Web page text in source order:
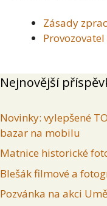
Zásady
Nejnovější
Novinky: vylepšené
bazar na mobilu
Matnice historické
Blešák filmové a
Pozvánka na akci